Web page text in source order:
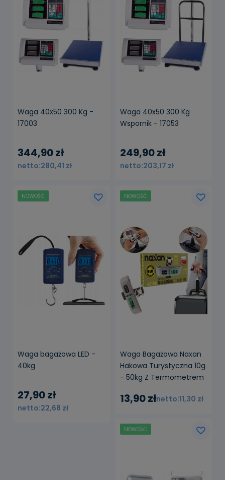
Waga 40x50 300 Kg -
17003
344,90 zł
280,41 zł
Waga 40x50 300 Kg
Wspornik - 17053
249,90 zł
203,17 zł
Waga bagażowa LED -
40kg
27,90 zł
22,68 zł
NOWOŚĆ
Waga Bagażowa Naxan
Hakowa Turystyczna 10g
- 50kg Z Termometrem
13,90 zł 11,30 zł
NOWOŚĆ
NOWOŚĆ